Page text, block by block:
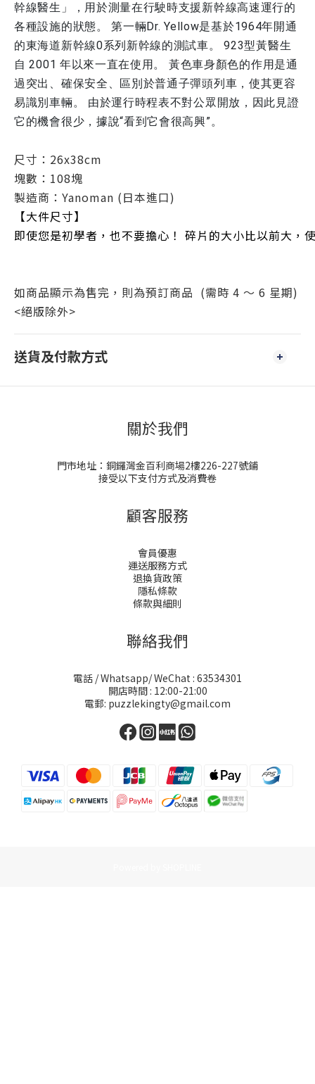
幹線醫生」，用於測量在行駛時支援新幹線高速運行的
各種設施的狀態。 第一輛Dr. Yellow是基於1964年開通
的東海道新幹線0系列新幹線的測試車。 923型黃醫生
自 2001 年以來一直在使用。 黃色車身顏色的作用是通
過突出、確保安全、區別於普通子彈頭列車，使其更容
易識別車輛。 由於運行時程表不對公眾開放，因此見證
它的機會很少，據說“看到它會很高興”。
尺寸： 26x38cm
塊數：108塊
製造商：Yanoman (日本進口)
【大件尺寸】
即使您是初學者，也不要擔心！ 碎片的大小比以前大，
如商品顯示為售完，則為預訂商品 (需時 4 ～ 6 星期)
<絕版除外>
送貨及付款方式
關於我們
門市地址：銅鑼灣金百利商場2樓226-227號鋪
接受以下支付方式及消費卷
顧客服務
會員優惠
運送服務方式
退換貨政策
隱私條款
條款與細則
聯絡我們
電話 / Whatsapp/ WeChat : 63534301
開店時間 : 12:00-21:00
電郵: puzzlekingty@gmail.com